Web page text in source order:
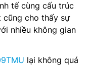
tế cùng cấu trúc
cũng cho thấy sự
nhiều không gian
lại không quá